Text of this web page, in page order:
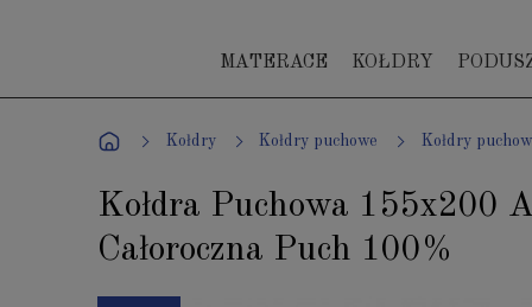
MATERACE KOŁDRY
Kołdry Kołdry puchowe Kołdry
Kołdra Puchowa 155x200
Całoroczna Puch 100%